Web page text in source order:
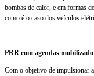
bombas de calor, e em formas
como é o caso dos veículos
PRR com agendas
Com o objetivo de impulsionar